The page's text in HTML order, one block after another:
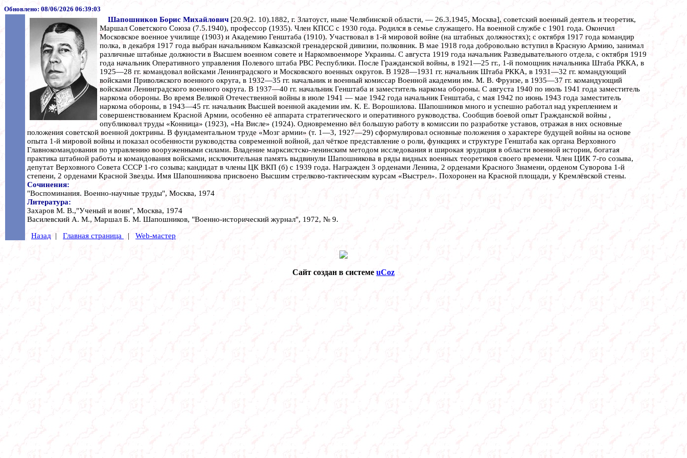
Обновлено: 08/06/2026 06:39:03
Шапошников Борис Михайлович [20.9(2. 10).1882, г. Златоуст, ныне Челябинской области, — 26.3.1945, Москва], советский военный деятель и теоретик,
Маршал Советского Союза (7.5.1940), профессор (1935). Член КПСС с 1930 года. Родился в семье служащего. На военной службе с 1901 года. Окончил
Московское военное училище (1903) и Академию Генштаба (1910). Участвовал в 1-й мировой войне (на штабных должностях); с октября 1917 года командир
полка, в декабря 1917 года выбран начальником Кавказской гренадерской дивизии, полковник. В мае 1918 года добровольно вступил в Красную Армию, занимал
различные штабные должности в Высшем военном совете и Наркомвоенморе Украины. С августа 1919 года начальник Разведывательного отдела, с октября 1919
года начальник Оперативного управления Полевого штаба РВС Республики. После Гражданской войны, в 1921—25 гг., 1-й помощник начальника Штаба РККА, в
1925—28 гг. командовал войсками Ленинградского и Московского военных округов. В 1928—1931 гг. начальник Штаба РККА, в 1931—32 гг. командующий
войсками Приволжского военного округа, в 1932—35 гг. начальник и военный комиссар Военной академии им. М. В. Фрунзе, в 1935—37 гг. командующий
войсками Ленинградского военного округа. В 1937—40 гг. начальник Генштаба и заместитель наркома обороны. С августа 1940 по июль 1941 года заместитель
наркома обороны. Во время Великой Отечественной войны в июле 1941 — мае 1942 года начальник Генштаба, с мая 1942 по июнь 1943 года заместитель
наркома обороны, в 1943—45 гг. начальник Высшей военной академии им. К. Е. Ворошилова. Шапошников много и успешно работал над укреплением и
совершенствованием Красной Армии, особенно её аппарата стратегического и оперативного руководства. Сообщив боевой опыт Гражданской войны ,
опубликовал труды «Конница» (1923), «На Висле» (1924). Одновременно вёл большую работу в комиссии по разработке уставов, отражая в них основные
положения советской военной доктрины. В фундаментальном труде «Мозг армии» (т. 1—3, 1927—29) сформулировал основные положения о характере будущей войны на основе
опыта 1-й мировой войны и показал особенности руководства современной войной, дал чёткое представление о роли, функциях и структуре Генштаба как органа Верховного
Главнокомандования по управлению вооруженными силами. Владение марксистско-ленинским методом исследования и широкая эрудиция в области военной истории, богатая
практика штабной работы и командования войсками, исключительная память выдвинули Шапошникова в ряды видных военных теоретиков своего времени. Член ЦИК 7-го созыва,
депутат Верховного Совета СССР 1-го созыва; кандидат в члены ЦК ВКП (б) с 1939 года. Награжден 3 орденами Ленина, 2 орденами Красного Знамени, орденом Суворова 1-й
степени, 2 орденами Красной Звезды. Имя Шапошникова присвоено Высшим стрелково-тактическим курсам «Выстрел». Похоронен на Красной площади, у Кремлёвской стены.
Сочинения:
"Воспоминания. Военно-научные труды", Москва, 1974
Литература:
Захаров М. В.,"Ученый и воин", Москва, 1974
Василевский А. М., Маршал Б. М. Шапошников, "Военно-исторический журнал", 1972, № 9.
Назад | Главная страница | Web-мастер
Сайт создан в системе uCoz